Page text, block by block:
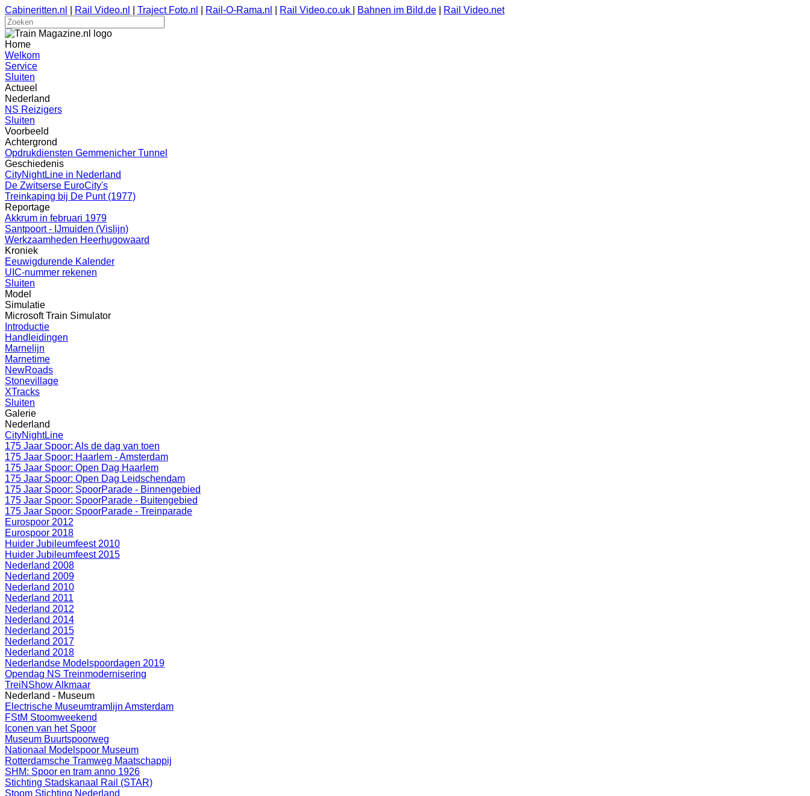
Cabineritten.nl Rail Video.nl Traject Foto.nl Rail-O-Rama.nl Rail Video.co.uk Bahnen im Bild.de Rail Video.net
Home
Welkom
Service
Sluiten
Actueel
Nederland
NS Reizigers
Sluiten
Voorbeeld
Achtergrond
Opdrukdiensten Gemmenicher Tunnel
Geschiedenis
CityNightLine in Nederland
De Zwitserse EuroCity's
Treinkaping bij De Punt (1977)
Reportage
Akkrum in februari 1979
Santpoort - IJmuiden (Vislijn)
Werkzaamheden Heerhugowaard
Kroniek
Eeuwigdurende Kalender
UIC-nummer rekenen
Sluiten
Model
Simulatie
Microsoft Train Simulator
Introductie
Handleidingen
Marnelijn
Marnetime
NewRoads
Stonevillage
XTracks
Sluiten
Galerie
Nederland
CityNightLine
175 Jaar Spoor: Als de dag van toen
175 Jaar Spoor: Haarlem - Amsterdam
175 Jaar Spoor: Open Dag Haarlem
175 Jaar Spoor: Open Dag Leidschendam
175 Jaar Spoor: SpoorParade - Binnengebied
175 Jaar Spoor: SpoorParade - Buitengebied
175 Jaar Spoor: SpoorParade - Treinparade
Eurospoor 2012
Eurospoor 2018
Huider Jubileumfeest 2010
Huider Jubileumfeest 2015
Nederland 2008
Nederland 2009
Nederland 2010
Nederland 2011
Nederland 2012
Nederland 2014
Nederland 2015
Nederland 2017
Nederland 2018
Nederlandse Modelspoordagen 2019
Opendag NS Treinmodernisering
TreiNShow Alkmaar
Nederland - Museum
Electrische Museumtramlijn Amsterdam
FStM Stoomweekend
Iconen van het Spoor
Museum Buurtspoorweg
Nationaal Modelspoor Museum
Rotterdamsche Tramweg Maatschappij
SHM: Spoor en tram anno 1926
Stichting Stadskanaal Rail (STAR)
Stoom Stichting Nederland